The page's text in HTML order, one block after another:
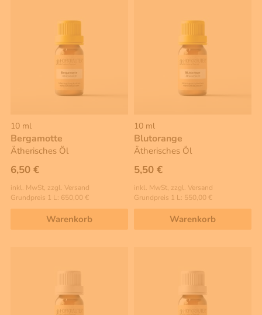
10 ml
Bergamotte
Ätherisches Öl
6,50 €
inkl. MwSt, zzgl. Versand
Grundpreis 1 L: 650,00 €
Warenkorb
10 ml
Blutorange
Ätherisches Öl
5,50 €
inkl. MwSt, zzgl. Versand
Grundpreis 1 L: 550,00 €
Warenkorb